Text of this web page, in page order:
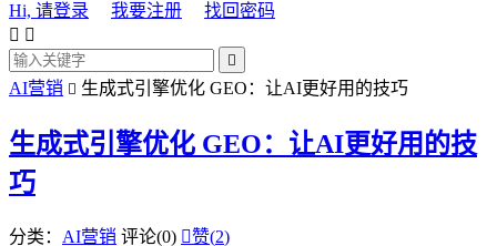
Hi, 请登录 我要注册
找回密码
 

AI营销  生成式引擎优化 GEO：让AI更好用的技巧
生成式引擎优化 GEO：让AI更好用的技
巧
分类： AI营销 评论(0) 赞(2)